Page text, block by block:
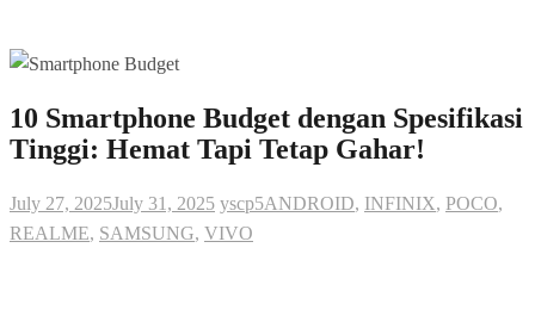
10 Smartphone Budget dengan Spesifikasi
Tinggi: Hemat Tapi Tetap Gahar!
July 27, 2025July 31, 2025 yscp5ANDROID, INFINIX, POCO,
REALME, SAMSUNG, VIVO